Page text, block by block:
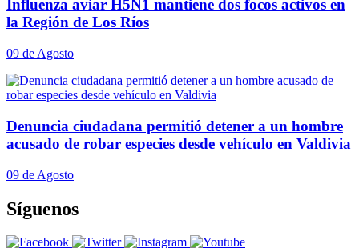
Influenza aviar H5N1 mantiene dos focos activos en
la Región de Los Ríos
09 de Agosto
Denuncia ciudadana permitió detener a un hombre
acusado de robar especies desde vehículo en Valdivia
09 de Agosto
Síguenos